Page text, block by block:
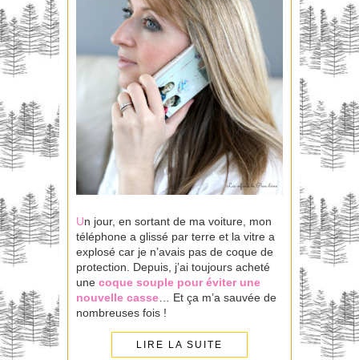
Un jour, en sortant de ma voiture, mon
téléphone a glissé par terre et la vitre a
explosé car je n’avais pas de coque de
protection. Depuis, j’ai toujours acheté
une coque souple pour éviter une
nouvelle casse … Et ça m’a sauvée de
nombreuses fois !
LIRE LA SUITE